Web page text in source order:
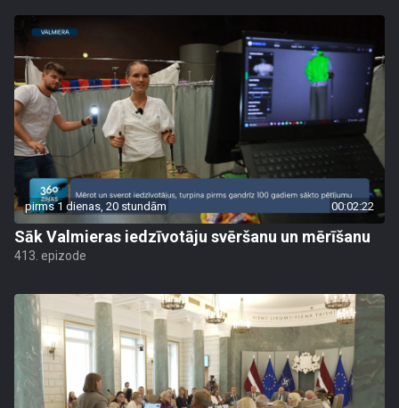
pirms 1 dienas, 20 stundām 00:02:22
Sāk Valmieras iedzīvotāju svēršanu un mērīšanu
413. epizode